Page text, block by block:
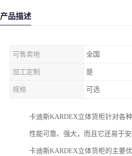
产品描述
可售卖地 全国
加工定制 是
规格 可选
卡迪斯KARDEX立体货柜针对各
性能可靠、强大，而且它还易于安
卡迪斯KARDEX立体货柜的主要优